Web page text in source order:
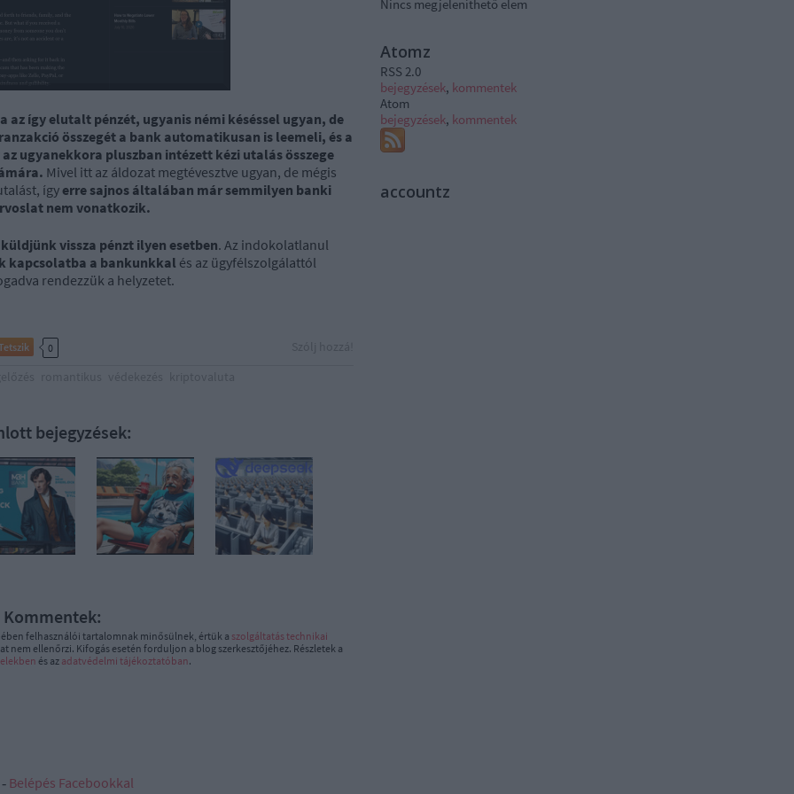
így elutalt pénzét, ugyanis némi késéssel ugyan, de
összegét a bank automatikusan is leemeli, és a
ugyanekkora pluszban intézett kézi utalás összege
Mivel itt az áldozat megtévesztve ugyan, de mégis
így erre sajnos általában már semmilyen banki
nem vonatkozik.
vissza pénzt ilyen esetben. Az indokolatlanul
kapcsolatba a bankunkkal és az ügyfélszolgálattól
rendezzük a helyzetet.
0
bejegyzések:
Kommentek:
felhasználói tartalomnak minősülnek, értük a szolgáltatás technikai
nem ellenőrzi. Kifogás esetén forduljon a blog szerkesztőjéhez. Részletek a
és az adatvédelmi tájékoztatóban.
Belépés Facebookkal
Nincs megjeleníthető elem
Atomz
RSS 2.0
bejegyzések, kommentek
Atom
bejegyzések, kommentek
accountz